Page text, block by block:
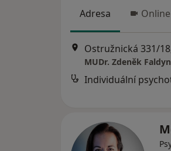
Adresa Online
Ostružnická 331/
MUDr. Zdeněk
Individuální